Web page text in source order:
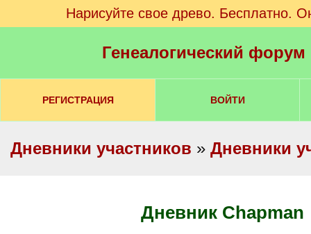
Нарисуйте свое древо. Бесплатно.
Генеалогический
РЕГИСТРАЦИЯ ВОЙТИ
Дневники участников » Дневники
Дневник Chapman